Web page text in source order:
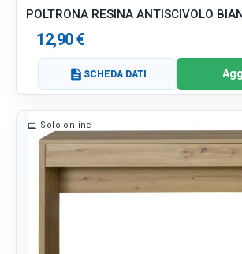
POLTRONA RESINA ANTISCIVOLO
12,90 €
description SCHEDA DATI
Solo online